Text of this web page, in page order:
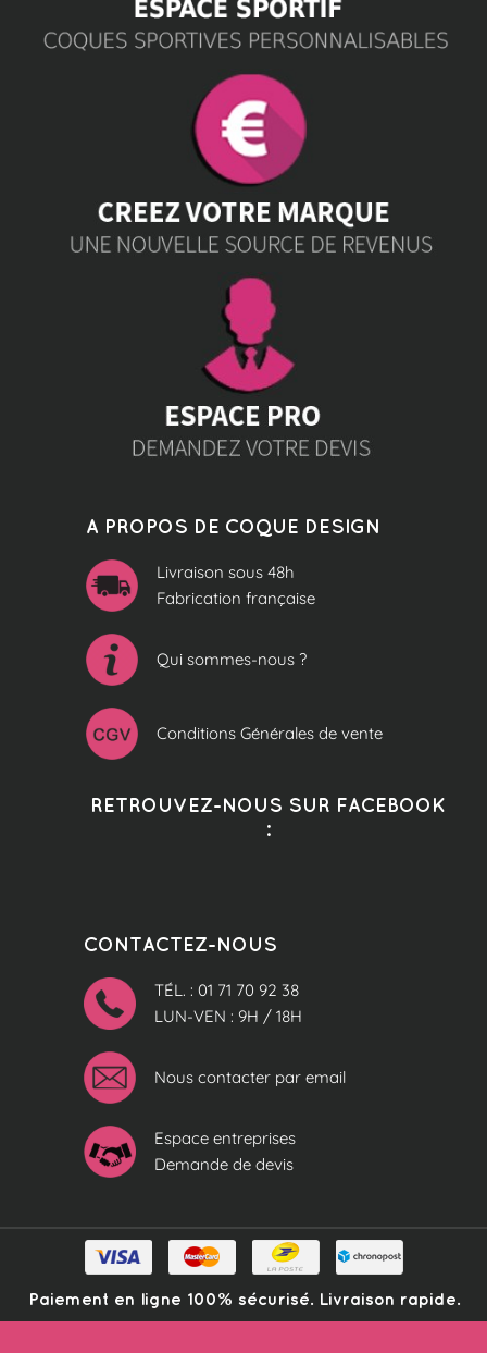
A PROPOS DE COQUE DESIGN
Livraison sous 48h
Fabrication française
Qui sommes-nous ?
Conditions Générales de vente
RETROUVEZ-NOUS SUR FACEBOOK
:
CONTACTEZ-NOUS
TÉL. : 01 71 70 92 38
LUN-VEN : 9H / 18H
Nous contacter par email
Espace entreprises
Demande de devis
Paiement en ligne 100% sécurisé. Livraison rapide.